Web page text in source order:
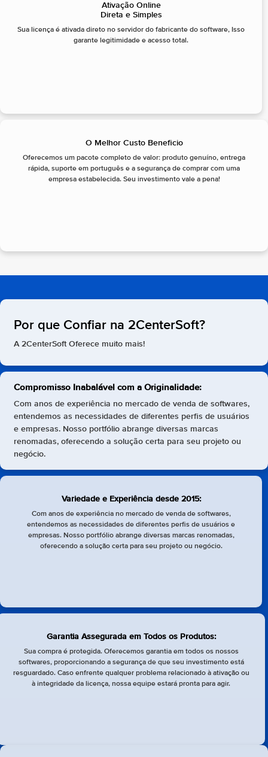
Ativação Online
Direta e Simples
Sua licença é ativada direto no servidor do fabricante do software, Isso
garante legitimidade e acesso total.
O Melhor Custo Beneficio
Oferecemos um pacote completo de valor: produto genuíno, entrega
rápida, suporte em português e a segurança de comprar com uma
empresa estabelecida. Seu investimento vale a pena!
Por que Confiar na 2CenterSoft?
A 2CenterSoft Oferece muito mais!
Compromisso Inabalável com a Originalidade:
Com anos de experiência no mercado de venda de softwares,
entendemos as necessidades de diferentes perfis de usuários
e empresas. Nosso portfólio abrange diversas marcas
renomadas, oferecendo a solução certa para seu projeto ou
negócio.
Variedade e Experiência desde 2015:
Com anos de experiência no mercado de venda de softwares,
entendemos as necessidades de diferentes perfis de usuários e
empresas. Nosso portfólio abrange diversas marcas renomadas,
oferecendo a solução certa para seu projeto ou negócio.
Garantia Assegurada em Todos os Produtos:
Sua compra é protegida. Oferecemos garantia em todos os nossos
softwares, proporcionando a segurança de que seu investimento está
resguardado. Caso enfrente qualquer problema relacionado à ativação ou
à integridade da licença, nossa equipe estará pronta para agir.